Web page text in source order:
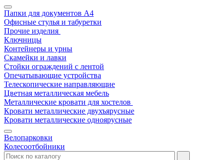
Папки для документов A4
Офисные стулья и табуретки
Прочие изделия
Ключницы
Контейнеры и урны
Скамейки и лавки
Стойки ограждений с лентой
Опечатывающие устройства
Телескопические направляющие
Цветная металлическая мебель
Металлические кровати для хостелов
Кровати металлические двухъярусные
Кровати металлические одноярусные
Велопарковки
Колесоотбойники